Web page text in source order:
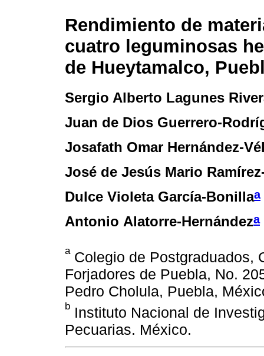
Rendimiento de
cuatro leguminosas
de Hueytamalco,
Sergio Alberto Lagunes
Juan de Dios Guerrero-
Josafath Omar Hernández-
José de Jesús Mario
Dulce Violeta García-Bonillaa
Antonio Alatorre-Hernándeza
aColegio de Postgraduados,
Forjadores de Puebla, No.
Pedro Cholula, Puebla,
b Instituto Nacional de
Pecuarias. México.